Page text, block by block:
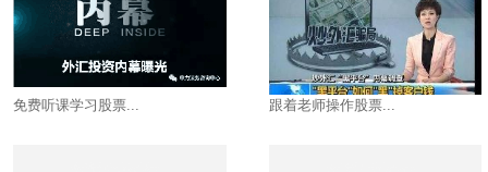
免费听课学习股票... 跟着老师操作股票...